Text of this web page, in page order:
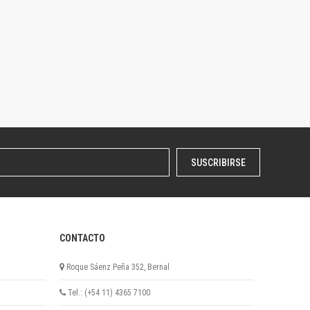
SUSCRIBIRSE
CONTACTO
Roque Sáenz Peña 352, Bernal
Tel.: (+54 11) 4365 7100